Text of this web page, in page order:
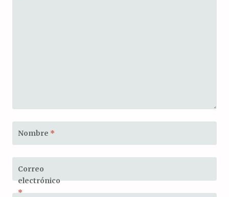
Nombre *
Correo
electrónico
*